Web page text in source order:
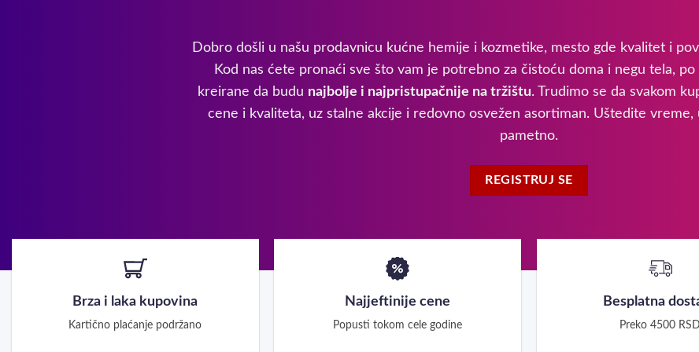
Dobro došli u našu prodavnicu kućne hemije i kozmetike, mesto gde kvalitet i
Kod nas ćete pronaći sve što vam je potrebno za čistoću doma i negu tela, po
kreirane da budu najbolje i najpristupačnije na tržištu. Trudimo se da svakom
cene i kvaliteta, uz stalne akcije i redovno osvežen asortiman. Uštedite
pametno.
REGISTRUJ SE
Brza i laka kupovina
Kartično plaćanje podržano
Najjeftinije cene
Popusti tokom cele godine
Besplatna
Preko 4500 RSD